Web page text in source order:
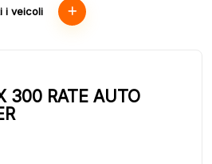
i veicoli
300 RATE AUTO